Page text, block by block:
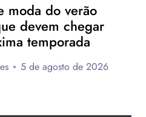
moda do verão
devem chegar
temporada
5 de agosto de 2026